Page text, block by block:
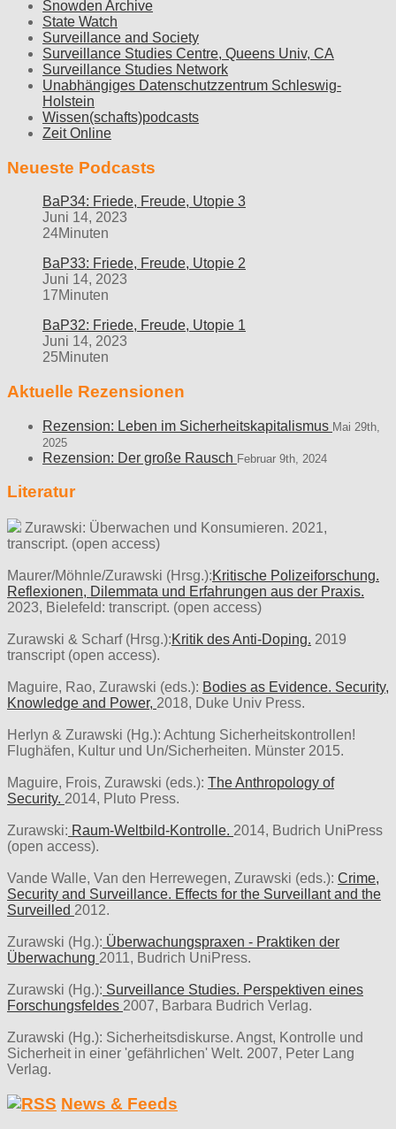
Snowden Archive
State Watch
Surveillance and Society
Surveillance Studies Centre, Queens Univ, CA
Surveillance Studies Network
Unabhängiges Datenschutzzentrum Schleswig-
Holstein
Wissen(schafts)podcasts
Zeit Online
Neueste Podcasts
BaP34: Friede, Freude, Utopie 3
Juni 14, 2023
24Minuten
BaP33: Friede, Freude, Utopie 2
Juni 14, 2023
17Minuten
BaP32: Friede, Freude, Utopie 1
Juni 14, 2023
25Minuten
Aktuelle Rezensionen
Rezension: Leben im Sicherheitskapitalismus Mai 29th,
2025
Rezension: Der große Rausch Februar 9th, 2024
Literatur
Zurawski: Überwachen und Konsumieren. 2021,
transcript. (open access)
Maurer/Möhnle/Zurawski (Hrsg.):Kritische Polizeiforschung.
Reflexionen, Dilemmata und Erfahrungen aus der Praxis.
2023, Bielefeld: transcript. (open access)
Zurawski & Scharf (Hrsg.):Kritik des Anti-Doping. 2019
transcript (open access).
Maguire, Rao, Zurawski (eds.): Bodies as Evidence. Security,
Knowledge and Power, 2018, Duke Univ Press.
Herlyn & Zurawski (Hg.): Achtung Sicherheitskontrollen!
Flughäfen, Kultur und Un/Sicherheiten. Münster 2015.
Maguire, Frois, Zurawski (eds.): The Anthropology of
Security. 2014, Pluto Press.
Zurawski: Raum-Weltbild-Kontrolle. 2014, Budrich UniPress
(open access).
Vande Walle, Van den Herrewegen, Zurawski (eds.): Crime,
Security and Surveillance. Effects for the Surveillant and the
Surveilled 2012.
Zurawski (Hg.): Überwachungspraxen - Praktiken der
Überwachung 2011, Budrich UniPress.
Zurawski (Hg.): Surveillance Studies. Perspektiven eines
Forschungsfeldes 2007, Barbara Budrich Verlag.
Zurawski (Hg.): Sicherheitsdiskurse. Angst, Kontrolle und
Sicherheit in einer 'gefährlichen' Welt. 2007, Peter Lang
Verlag.
News & Feeds